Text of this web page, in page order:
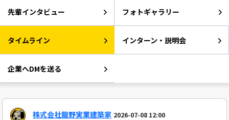
先輩インタビュー フォトギャラリー
タイムライン インターン・説明会
企業へDMを送る
株式会社龍野実業建築家 2026-07-08 12:00